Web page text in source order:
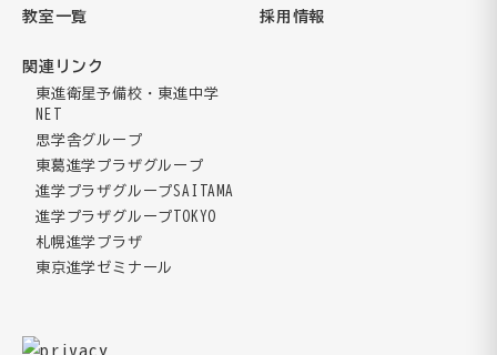
教室一覧 採用情報
関連リンク
東進衛星予備校・東進中学
NET
思学舎グループ
東葛進学プラザグループ
進学プラザグループSAITAMA
進学プラザグループTOKYO
札幌進学プラザ
東京進学ゼミナール